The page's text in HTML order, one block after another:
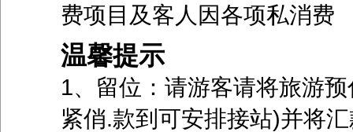
费项目及客人因各项私消费
温馨提示
1、留位：请游客请将旅游
紧俏.款到可安排接站)并将